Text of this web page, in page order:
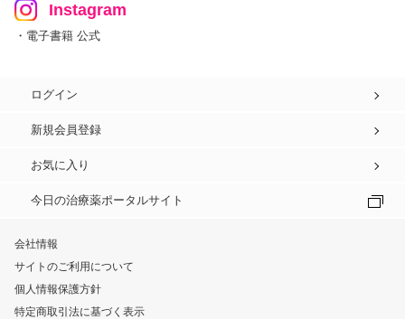
Instagram
・電子書籍 公式
ログイン
新規会員登録
お気に入り
今日の治療薬ポータルサイト
会社情報
サイトのご利用について
個人情報保護方針
特定商取引法に基づく表示